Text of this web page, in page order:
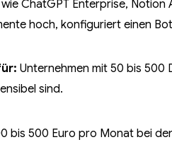
ChatGPT Enterprise,
hoch, konfiguriert einen
Unternehmen mit 50 bis 500
sind.
bis 500 Euro pro Monat bei